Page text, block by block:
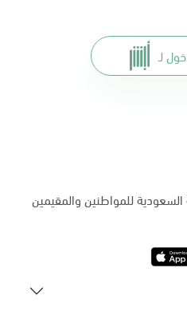
لـ
للمواطنين والمقيمين